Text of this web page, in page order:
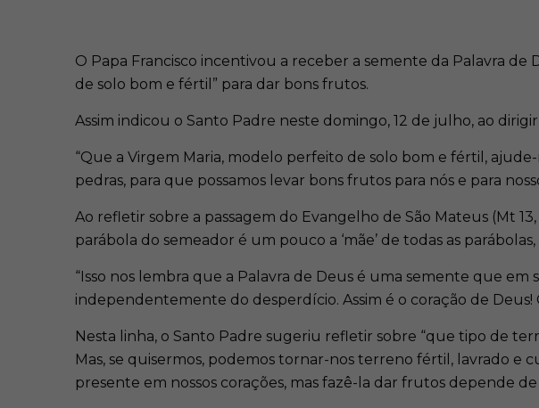
O Papa Francisco incentivou a receber a semente da Palavra de
de solo bom e fértil” para dar bons frutos.
Assim indicou o Santo Padre neste domingo, 12 de julho, ao
“Que a Virgem Maria, modelo perfeito de solo bom e fértil,
pedras, para que possamos levar bons frutos para nós e para
Ao refletir sobre a passagem do Evangelho de São Mateus (Mt
parábola do semeador é um pouco a ‘mãe’ de todas as
“Isso nos lembra que a Palavra de Deus é uma semente que
independentemente do desperdício. Assim é o coração de
Nesta linha, o Santo Padre sugeriu refletir sobre “que tipo de
Mas, se quisermos, podemos tornar-nos terreno fértil, lavrado e
presente em nossos corações, mas fazê-la dar frutos depende